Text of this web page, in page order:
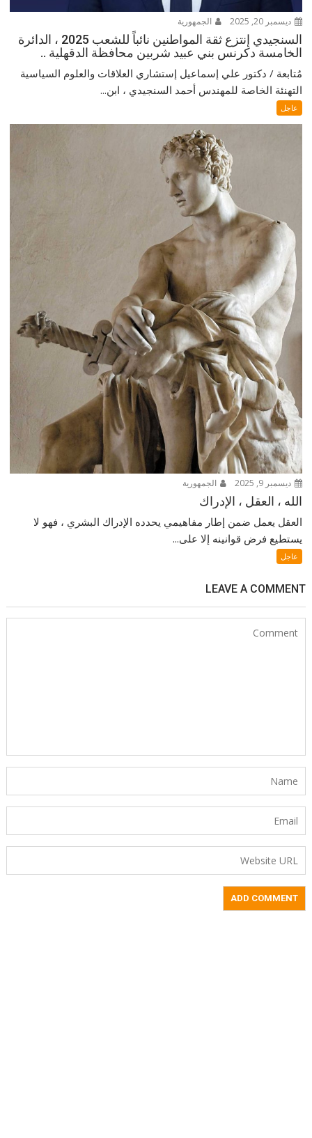
ديسمبر 20, 2025 الجمهورية
السنجيدي إنتزع ثقة المواطنين نائباً للشعب 2025 ، الدائرة
الخامسة دكرنس بني عبيد شربين محافظة الدقهلية ..
مُتابعة / دكتور علي إسماعيل إستشاري العلاقات والعلوم السياسية
التهنئة الخاصة للمهندس أحمد السنجيدي ، ابن...
عاجل
ديسمبر 9, 2025 الجمهورية
الله ، العقل ، الإدراك
العقل يعمل ضمن إطار مفاهيمي يحدده الإدراك البشري ، فهو لا
يستطيع فرض قوانينه إلا على...
عاجل
LEAVE A COMMENT